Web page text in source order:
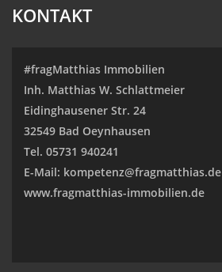
KONTAKT
#fragMatthias Immobilien
Inh. Matthias W. Schlattmeier
Eidinghausener Str. 24
32549 Bad Oeynhausen
Tel. 05731 940241
E-Mail: kompetenz@fragmatthias.de
www.fragmatthias-immobilien.de